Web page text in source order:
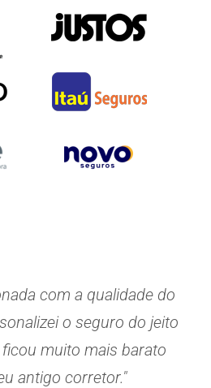
com a qualidade do
o seguro do jeito
muito mais barato
antigo corretor."